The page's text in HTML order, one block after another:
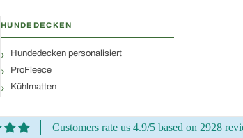
HUNDEDECKEN
Hundedecken personalisiert
ProFleece
Kühlmatten
Customers rate us 4.9/5 based on 2928